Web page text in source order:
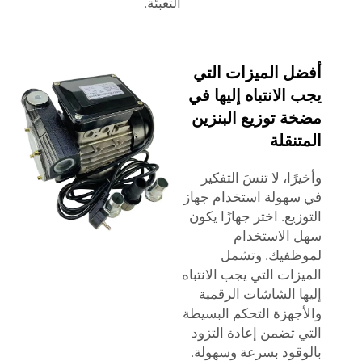
أفضل الميزات التي
يجب الانتباه إليها في
مضخة توزيع البنزين
المتنقلة
وأخيرًا، لا تنسَ التفكير
في سهولة استخدام جهاز
التوزيع. اختر جهازًا يكون
سهل الاستخدام
لموظفيك. وتشمل
الميزات التي يجب الانتباه
إليها الشاشات الرقمية
والأجهزة التحكم البسيطة
التي تضمن إعادة التزود
بالوقود بسرعة وسهولة.